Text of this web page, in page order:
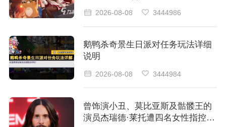
2026-08-08 3444986
鹅鸭杀奇景生日派对任务玩法详细
说明
2026-08-08 3444984
曾饰演小丑、莫比亚斯及骷髅王的
演员杰瑞德·莱托遭四名女性指控性